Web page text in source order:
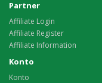
Partner
Affiliate Login
Affiliate Register
Affiliate Information
Konto
Konto